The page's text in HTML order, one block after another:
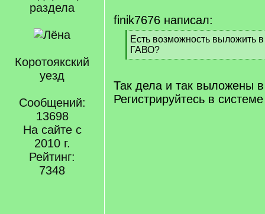
раздела
Коротоякский
уезд
Сообщений:
13698
На сайте с
2010 г.
Рейтинг:
7348
finik7676 написал:
[
q
]
Есть возможность выложить
ГАВО?
[
q
]
Так дела и так выложены
Регистрируйтесь в